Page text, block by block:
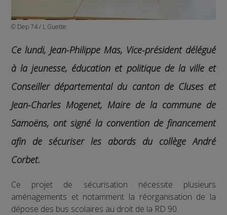
© Dep 74 / L Guette
Ce lundi, Jean-Philippe Mas, Vice-président délégué
à la jeunesse, éducation et politique de la ville et
Conseiller départemental du canton de Cluses et
Jean-Charles Mogenet, Maire de la commune de
Samoëns, ont signé la convention de financement
afin de sécuriser les abords du collège André
Corbet.
Ce projet de sécurisation nécessite plusieurs
aménagements et notamment la réorganisation de la
dépose des bus scolaires au droit de la RD 90.